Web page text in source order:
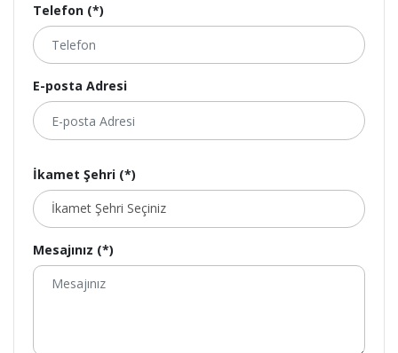
Telefon (*)
E-posta Adresi
İkamet Şehri (*)
Mesajınız (*)